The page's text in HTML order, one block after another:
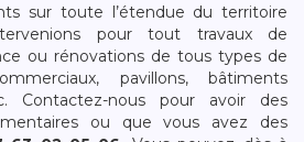
sur toute l’étendue du territoire
pour tout travaux de
ou rénovations de tous types de
pavillons, bâtiments
Contactez-nous pour avoir des
ou que vous avez des